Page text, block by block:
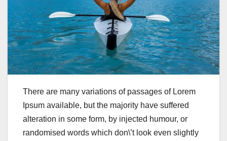
There are many variations of passages of Lorem
Ipsum available, but the majority have suffered
alteration in some form, by injected humour, or
randomised words which don\’t look even slightly